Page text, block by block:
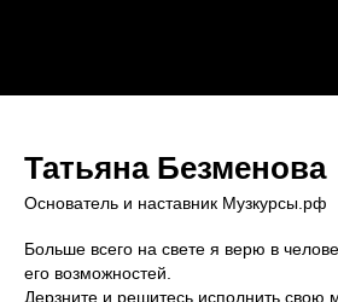
Татьяна Безменова
Основатель и наставник Музкурсы.рф
Больше всего на свете я верю в
его возможностей.
Дерзните и решитесь исполнить свою